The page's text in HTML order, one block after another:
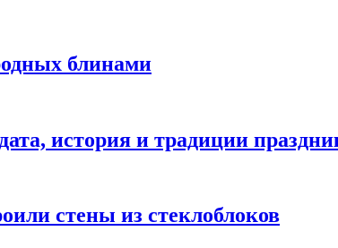
блинами
история и традиции
стены из стеклоблоков